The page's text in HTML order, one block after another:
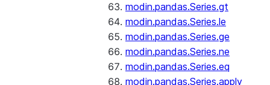
modin.pandas.Series.gt
modin.pandas.Series.le
modin.pandas.Series.ge
modin.pandas.Series.ne
modin.pandas.Series.eq
modin.pandas.Series.apply